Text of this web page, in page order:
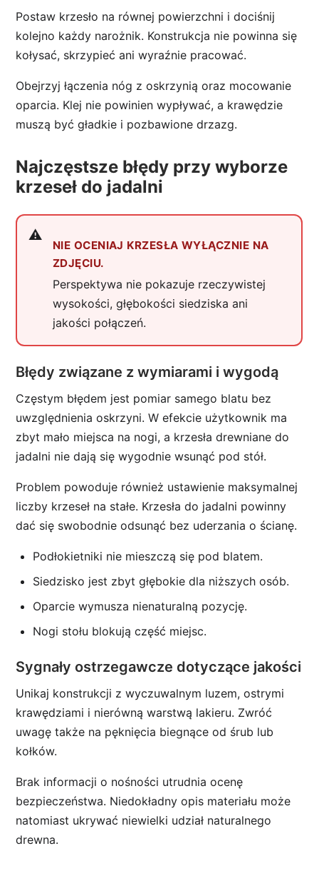
Postaw krzesło na równej powierzchni i dociśnij
kolejno każdy narożnik. Konstrukcja nie powinna się
kołysać, skrzypieć ani wyraźnie pracować.
Obejrzyj łączenia nóg z oskrzynią oraz mocowanie
oparcia. Klej nie powinien wypływać, a krawędzie
muszą być gładkie i pozbawione drzazg.
Najczęstsze błędy przy wyborze
krzeseł do jadalni
NIE OCENIAJ KRZESŁA WYŁĄCZNIE NA
ZDJĘCIU.
Perspektywa nie pokazuje rzeczywistej
wysokości, głębokości siedziska ani
jakości połączeń.
Błędy związane z wymiarami i wygodą
Częstym błędem jest pomiar samego blatu bez
uwzględnienia oskrzyni. W efekcie użytkownik ma
zbyt mało miejsca na nogi, a krzesła drewniane do
jadalni nie dają się wygodnie wsunąć pod stół.
Problem powoduje również ustawienie maksymalnej
liczby krzeseł na stałe. Krzesła do jadalni powinny
dać się swobodnie odsunąć bez uderzania o ścianę.
Podłokietniki nie mieszczą się pod blatem.
Siedzisko jest zbyt głębokie dla niższych osób.
Oparcie wymusza nienaturalną pozycję.
Nogi stołu blokują część miejsc.
Sygnały ostrzegawcze dotyczące jakości
Unikaj konstrukcji z wyczuwalnym luzem, ostrymi
krawędziami i nierówną warstwą lakieru. Zwróć
uwagę także na pęknięcia biegnące od śrub lub
kołków.
Brak informacji o nośności utrudnia ocenę
bezpieczeństwa. Niedokładny opis materiału może
natomiast ukrywać niewielki udział naturalnego
drewna.